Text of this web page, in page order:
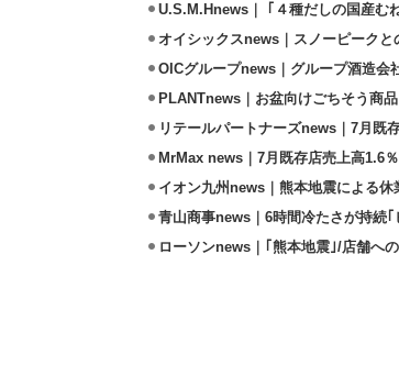
U.S.M.Hnews｜ ｢４種だしの国産む
オイシックスnews｜スノーピーク
OICグループnews｜グループ酒造会
PLANTnews｜お盆向けごちそう商
リテールパートナーズnews｜7月既
MrMax news｜7月既存店売上高1.6
イオン九州news｜熊本地震による
青山商事news｜6時間冷たさが持続
ローソンnews｜｢熊本地震｣/店舗へ